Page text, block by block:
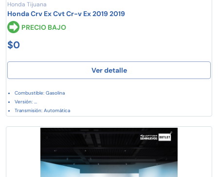
Honda Tijuana
Honda Crv Ex Cvt Cr-v Ex 2019 2019
PRECIO BAJO
$0
Ver detalle
Combustible: Gasolina
Versión: ...
Transmisión: Automática